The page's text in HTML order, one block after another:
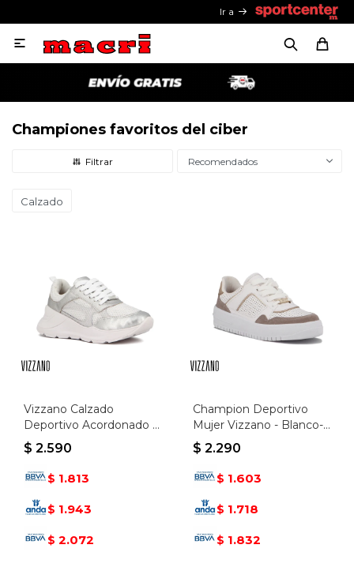
Ir a

Championes favoritos del ciber
Recomendados
Calzado
Vizzano Calzado
Deportivo Acordonado -
Blanco-plata
$ 2.590
$ 1.813
$ 1.943
$ 2.072
Champion Deportivo
Mujer Vizzano - Blanco-
oro
$ 2.290
$ 1.603
$ 1.718
$ 1.832